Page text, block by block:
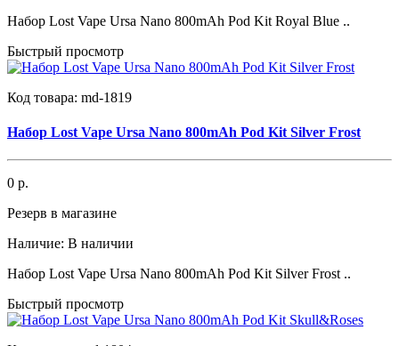
Набор Lost Vape Ursa Nano 800mAh Pod Kit Royal Blue ..
Быстрый просмотр
Код товара: md-1819
Набор Lost Vape Ursa Nano 800mAh Pod Kit Silver Frost
0 р.
Резерв в магазине
Наличие: В наличии
Набор Lost Vape Ursa Nano 800mAh Pod Kit Silver Frost ..
Быстрый просмотр